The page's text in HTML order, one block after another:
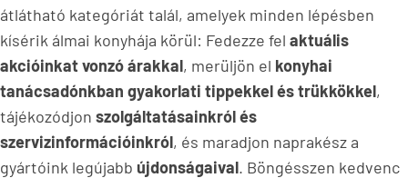
átlátható kategóriát talál, amelyek minden lépésben
kísérik álmai konyhája körül: Fedezze fel aktuális
akcióinkat vonzó árakkal, merüljön el konyhai
tanácsadónkban gyakorlati tippekkel és trükkökkel,
tájékozódjon szolgáltatásainkról és
szervizinformációinkról, és maradjon naprakész a
gyártóink legújabb újdonságaival. Böngésszen kedvenc